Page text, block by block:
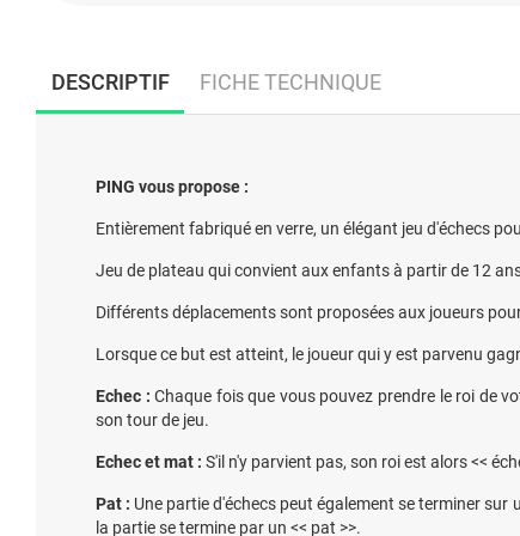
DESCRIPTIF FICHE TECHNIQUE
PING vous propose :
Entièrement fabriqué en verre, un élégant jeu d'échecs
Jeu de plateau qui convient aux enfants à partir de 12
Différents déplacements sont proposées aux joueurs
Lorsque ce but est atteint, le joueur qui y est parvenu
Echec :Chaque fois que vous pouvez prendre le roi de
son tour de jeu.
Echec et mat : S'il n'y parvient pas, son roi est alors <<
Pat : Une partie d'échecs peut également se terminer sur
la partie se termine par un << pat >>.